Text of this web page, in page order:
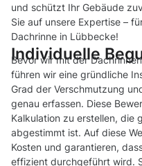
und schützt Ihr Gebäude
Sie auf unsere Expertise –
Dachrinne in Lübbecke!
Individuelle
Bevor wir mit der
führen wir eine gründliche
Grad der Verschmutzung
genau erfassen. Diese
Kalkulation zu erstellen, die
abgestimmt ist. Auf diese
Kosten und garantieren,
effizient durchgeführt wird.